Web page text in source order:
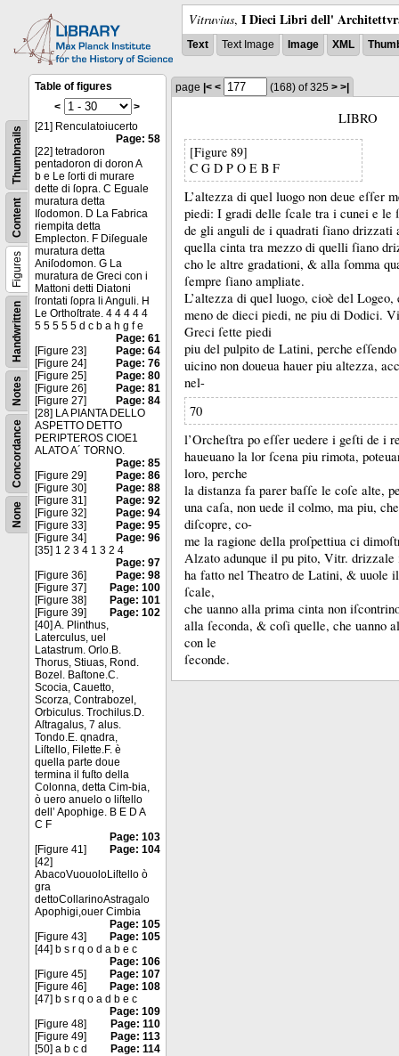
Vitruvius, I Dieci Libri dell'
Text Text Image Image XML
None
Concordance
Notes
Handwritten
Figures
Content
Thumbnails
Table of figures
<
>
[21] Renculatoiucerto
Page: 58
[22] tetradoron
pentadoron di doron A
b e Le ſorti di murare
dette di ſopra. C Eguale
muratura detta
Iſodomon. D La Fabrica
riempita detta
Emplecton. F Diſeguale
muratura detta
Aniſodomon. G La
muratura de Greci con i
Mattoni detti Diatoni
ſrontati ſopra li Anguli. H
Le Orthoſtrate. 4 4 4 4 4
5 5 5 5 5 d c b a h g f e
Page: 61
[Figure 23]
Page: 64
[Figure 24]
Page: 76
[Figure 25]
Page: 80
[Figure 26]
Page: 81
[Figure 27]
Page: 84
[28] LA PIANTA DELLO
ASPETTO DETTO
PERIPTEROS CIOE1
ALATO A´ TORNO.
Page: 85
[Figure 29]
Page: 86
[Figure 30]
Page: 88
[Figure 31]
Page: 92
[Figure 32]
Page: 94
[Figure 33]
Page: 95
[Figure 34]
Page: 96
[35] 1 2 3 4 1 3 2 4
Page: 97
[Figure 36]
Page: 98
[Figure 37]
Page: 100
[Figure 38]
Page: 101
[Figure 39]
Page: 102
[40] A. Plinthus,
Laterculus, uel
Latastrum. Orlo.B.
Thorus, Stiuas, Rond.
Bozel. Baſtone.C.
Scocia, Cauetto,
Scorza, Contrabozel,
Orbiculus. Trochilus.D.
Aſtragalus, 7 alus.
Tondo.E. qnadra,
Liſtello, Filette.F. è
quella parte doue
termina il fuſto della
Colonna, detta Cim-bia,
ò uero anuelo o liſtello
dell’ Apophige. B E D A
C F
Page: 103
[Figure 41]
Page: 104
[42]
AbacoVuouoloLiſtello ò
gra
dettoCollarinoAstragalo
Apophigi,ouer Cimbia
Page: 105
[Figure 43]
Page: 105
[44] b s r q o d a b e c
Page: 106
[Figure 45]
Page: 107
[Figure 46]
Page: 108
[47] b s r q o a d b e c
Page: 109
[Figure 48]
Page: 110
[Figure 49]
Page: 113
[50] a b c d
Page: 114
page |< < (168) of 325 > >|
LIBRO
[Figure 89]
C G D P O E B F
L’altezza di quel luogo non deue eſſer
piedi: I gradi delle ſcale tra i cunei e le
de gli anguli de i quadrati ſiano
quella cinta tra mezzo di quelli ſiano
cho le altre gradationi, & alla ſomma
ſempre ſiano ampliate.
L’altezza di quel luogo, cioè del Logeo,
meno de dieci piedi, ne piu di Dodici.
Greci ſette piedi
piu del pulpito de Latini, perche
uicino non doueua hauer piu altezza,
nel-
70
l’Orcheſtra po eſſer uedere i geſti de i
haueuano la lor ſcena piu rimota,
loro, perche
la distanza fa parer baſſe le coſe alte,
una caſa, non uede il colmo, ma piu,
diſcopre, co-
me la ragione della proſpettiua ci
Alzato adunque il pu pito, Vitr. drizzale
ha fatto nel Theatro de Latini, & uuole
ſcale,
che uanno alla prima cinta non
alla ſeconda, & coſi quelle, che uanno
con le
ſeconde.